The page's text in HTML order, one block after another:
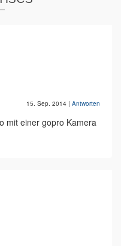
15. Sep. 2014 | Antworten
mit einer gopro Kamera